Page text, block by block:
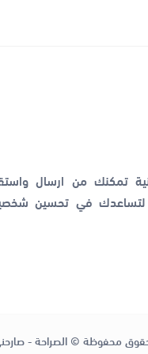
تمكنك من ارسال
لتساعدك في تحسين
محفوظة © الصراحة - صارحني